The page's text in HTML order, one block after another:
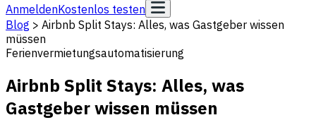
AnmeldenKostenlos testen
Blog > Airbnb Split Stays: Alles, was Gastgeber wissen
müssen
Ferienvermietungsautomatisierung
Airbnb Split Stays: Alles, was
Gastgeber wissen müssen